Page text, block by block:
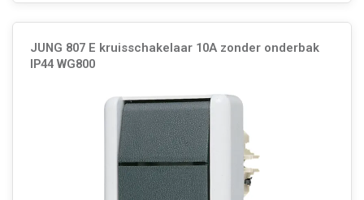
JUNG 807 E kruisschakelaar 10A zonder onderbak
IP44 WG800